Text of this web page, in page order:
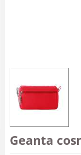
Geanta